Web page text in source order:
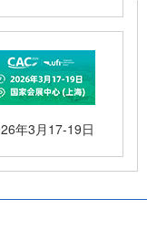
年3月17-19日